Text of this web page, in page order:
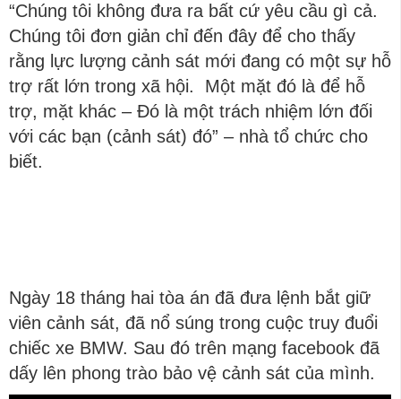
“Chúng tôi không đưa ra bất cứ yêu cầu gì cả.
Chúng tôi đơn giản chỉ đến đây để cho thấy
rằng lực lượng cảnh sát mới đang có một sự hỗ
trợ rất lớn trong xã hội. Một mặt đó là để hỗ
trợ, mặt khác – Đó là một trách nhiệm lớn đối
với các bạn (cảnh sát) đó” – nhà tổ chức cho
biết.
Ngày 18 tháng hai tòa án đã đưa lệnh bắt giữ
viên cảnh sát, đã nổ súng trong cuộc truy đuổi
chiếc xe BMW. Sau đó trên mạng facebook đã
dấy lên phong trào bảo vệ cảnh sát của mình.